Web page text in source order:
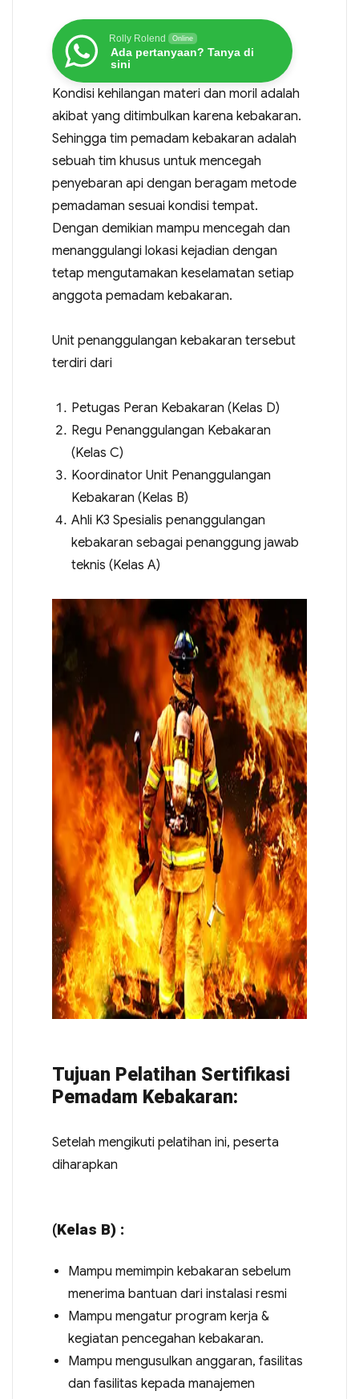
Rolly Rolend Online
Ada pertanyaan? Tanya di
sini
Kondisi kehilangan materi dan moril adalah
akibat yang ditimbulkan karena kebakaran.
Sehingga tim pemadam kebakaran adalah
sebuah tim khusus untuk mencegah
penyebaran api dengan beragam metode
pemadaman sesuai kondisi tempat.
Dengan demikian mampu mencegah dan
menanggulangi lokasi kejadian dengan
tetap mengutamakan keselamatan setiap
anggota pemadam kebakaran.
Unit penanggulangan kebakaran tersebut
terdiri dari
Petugas Peran Kebakaran (Kelas D)
Regu Penanggulangan Kebakaran
(Kelas C)
Koordinator Unit Penanggulangan
Kebakaran (Kelas B)
Ahli K3 Spesialis penanggulangan
kebakaran sebagai penanggung jawab
teknis (Kelas A)
Tujuan Pelatihan Sertifikasi
Pemadam Kebakaran:
Setelah mengikuti pelatihan ini, peserta
diharapkan
(Kelas B) :
Mampu memimpin kebakaran sebelum
menerima bantuan dari instalasi resmi
Mampu mengatur program kerja &
kegiatan pencegahan kebakaran.
Mampu mengusulkan anggaran, fasilitas
dan fasilitas kepada manajemen